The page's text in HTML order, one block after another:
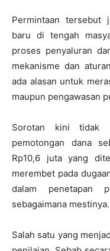
Permintaan tersebut
baru di tengah
proses penyaluran
mekanisme dan
ada alasan untuk
maupun pengawasan
Sorotan kini tidak
pemotongan dana
Rp10,6 juta yang
merembet pada
dalam penetapan
sebagaimana mestinya.
Salah satu yang